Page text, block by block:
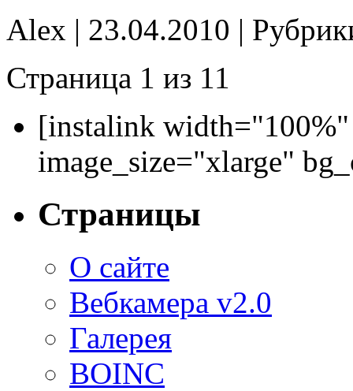
Alex | 23.04.2010 |
Страница 1 из 11
[instalink
image_size="xlarge"
Страницы
О сайте
Вебкамера v2.0
Галерея
BOINC